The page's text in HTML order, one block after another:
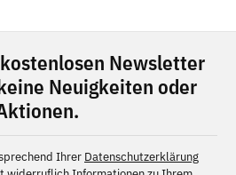
Newsletter
Neuigkeiten oder
Ihrer Datenschutzerklärung